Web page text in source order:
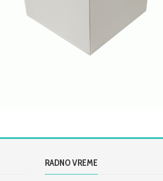
RADNO VREME